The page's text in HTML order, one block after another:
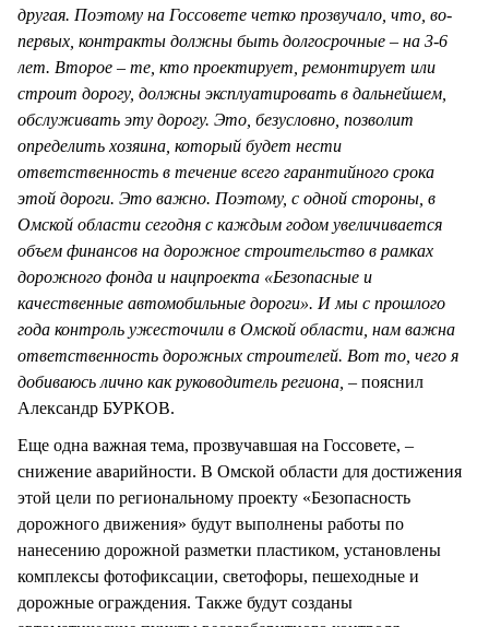
другая. Поэтому на Госсовете четко прозвучало, что, во-
первых, контракты должны быть долгосрочные – на 3-6
лет. Второе – те, кто проектирует, ремонтирует или
строит дорогу, должны эксплуатировать в дальнейшем,
обслуживать эту дорогу. Это, безусловно, позволит
определить хозяина, который будет нести
ответственность в течение всего гарантийного срока
этой дороги. Это важно. Поэтому, с одной стороны, в
Омской области сегодня с каждым годом увеличивается
объем финансов на дорожное строительство в рамках
дорожного фонда и нацпроекта «Безопасные и
качественные автомобильные дороги». И мы с прошлого
года контроль ужесточили в Омской области, нам важна
ответственность дорожных строителей. Вот то, чего я
добиваюсь лично как руководитель региона, – пояснил
Александр БУРКОВ.
Еще одна важная тема, прозвучавшая на Госсовете, –
снижение аварийности. В Омской области для достижения
этой цели по региональному проекту «Безопасность
дорожного движения» будут выполнены работы по
нанесению дорожной разметки пластиком, установлены
комплексы фотофиксации, светофоры, пешеходные и
дорожные ограждения. Также будут созданы